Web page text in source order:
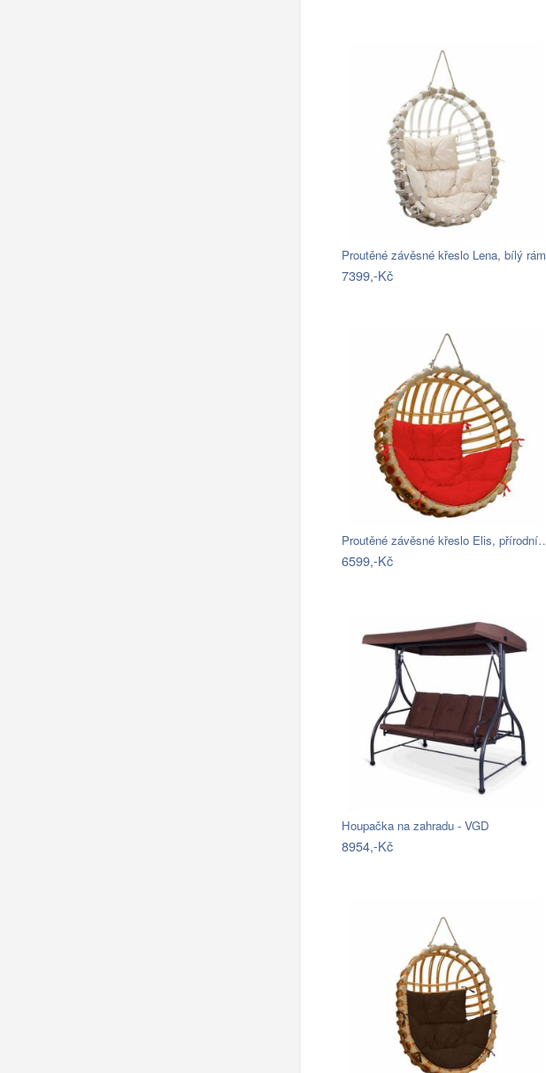
Proutěné závěsné křeslo Lena, bílý
7399,-Kč
Proutěné závěsné křeslo Elis,
6599,-Kč
Houpačka na zahradu - VGD
8954,-Kč